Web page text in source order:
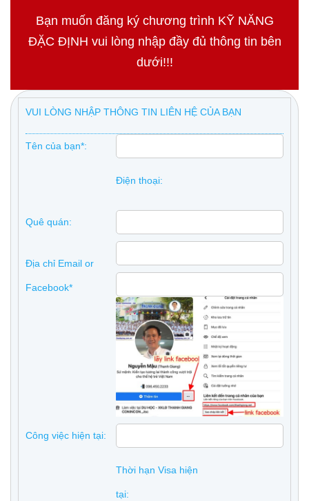
Bạn muốn đăng ký chương trình KỸ NĂNG
ĐẶC ĐỊNH vui lòng nhập đầy đủ thông tin bên
dưới!!!
VUI LÒNG NHẬP THÔNG TIN LIÊN HỆ CỦA BẠN
Tên của bạn*:
Điện thoại:
Quê quán:
Địa chỉ Email or
Facebook*
Công việc hiện tại:
Thời hạn Visa hiện
tại: